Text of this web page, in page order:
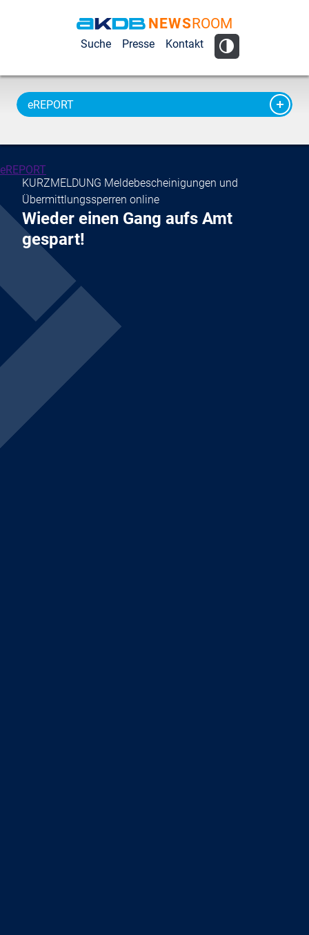
AKDB Anstalt
Kommunale
Datenverarbeitung
NEWSROOM
Suche Presse Kontakt
eREPORT
eREPORT
KURZMELDUNG Meldebescheinigungen und
Übermittlungssperren online
Wieder einen Gang aufs Amt
gespart!